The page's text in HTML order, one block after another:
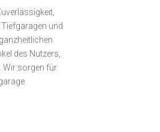
und
des Nutzers,
Wir sorgen für